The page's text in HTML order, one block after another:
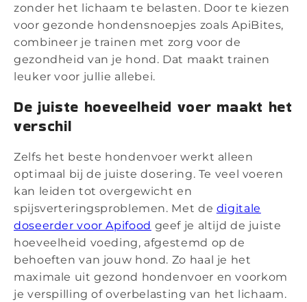
zonder het lichaam te belasten. Door te kiezen
voor gezonde hondensnoepjes zoals ApiBites,
combineer je trainen met zorg voor de
gezondheid van je hond. Dat maakt trainen
leuker voor jullie allebei.
De juiste hoeveelheid voer maakt het
verschil
Zelfs het beste hondenvoer werkt alleen
optimaal bij de juiste dosering. Te veel voeren
kan leiden tot overgewicht en
spijsverteringsproblemen. Met de digitale
doseerder voor Apifood geef je altijd de juiste
hoeveelheid voeding, afgestemd op de
behoeften van jouw hond. Zo haal je het
maximale uit gezond hondenvoer en voorkom
je verspilling of overbelasting van het lichaam.